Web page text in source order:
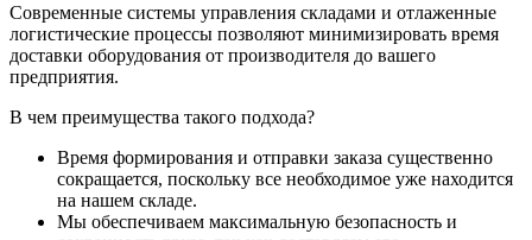
Современные системы управления складами и отлаженные
логистические процессы позволяют минимизировать время
доставки оборудования от производителя до вашего
предприятия.
В чем преимущества такого подхода?
Время формирования и отправки заказа существенно
сокращается, поскольку все необходимое уже находится
на нашем складе.
Мы обеспечиваем максимальную безопасность и